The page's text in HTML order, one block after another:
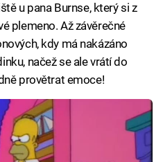
u pana Burnse, který si z
plemeno. Až závěrečné
kdy má nakázáno
načež se ale vrátí do
provětrat emoce!